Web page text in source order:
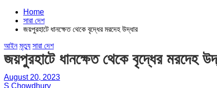
Home
সারা দেশ
জয়পুরহাটে ধানক্ষেত থেকে বৃদ্ধের মরদেহ উদ্ধার
আইন মৃত্যু সারা দেশ
জয়পুরহাটে ধানক্ষেত থেকে বৃদ্ধের মরদেহ
August 20, 2023
S Chowdhury